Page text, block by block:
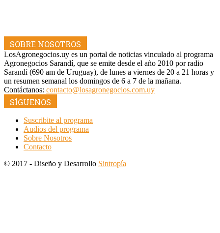
SOBRE NOSOTROS
LosAgronegocios.uy es un portal de noticias vinculado al programa
Agronegocios Sarandí, que se emite desde el año 2010 por radio
Sarandí (690 am de Uruguay), de lunes a viernes de 20 a 21 horas y
un resumen semanal los domingos de 6 a 7 de la mañana.
Contáctanos: contacto@losagronegocios.com.uy
SÍGUENOS
Suscribite al programa
Audios del programa
Sobre Nosotros
Contacto
© 2017 - Diseño y Desarrollo Sintropía